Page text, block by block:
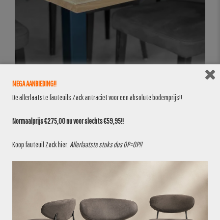
BANKEN
MEGA AANBIEDING!!
De allerlaatste fauteuils Zack antraciet voor een absolute bodemprijs!!
Normaalprijs €275,00 nu voor slechts €59,95!!
Koop fauteuil Zackhier Allerlaatste stuks dus OP=OP!!